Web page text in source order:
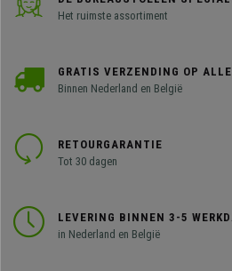
Het ruimste assortiment
GRATIS VERZENDING OP
Binnen Nederland en België
RETOURGARANTIE
Tot 30 dagen
LEVERING BINNEN 3-5
in Nederland en België